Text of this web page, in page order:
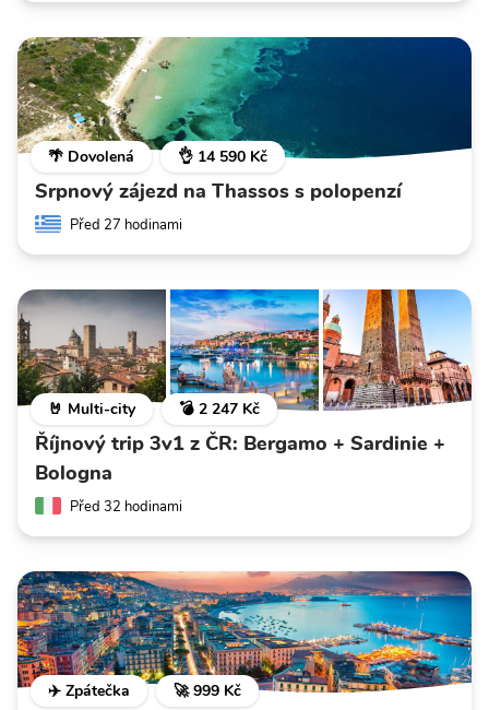
🌴 Dovolená 👌 14 590 Kč
Srpnový zájezd na Thassos s polopenzí
Před 27 hodinami
🤘 Multi-city 💣 2 247 Kč
Říjnový trip 3v1 z ČR: Bergamo + Sardinie +
Bologna
Před 32 hodinami
✈️ Zpátečka 🚀 999 Kč